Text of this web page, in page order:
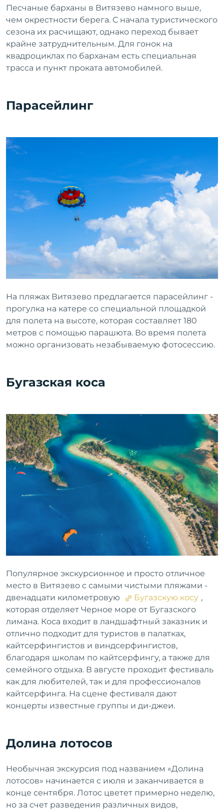
Песчаные барханы в Витязево намного выше,
чем окрестности берега. С начала туристического
сезона их расчищают, однако переход бывает
крайне затруднительным. Для гонок на
квадроциклах по барханам есть специальная
трасса и пункт проката автомобилей.
Парасейлинг
На пляжах Витязево предлагается парасейлинг -
прогулка на катере со специальной площадкой
для полета на высоте, которая составляет 180
метров с помощью парашюта. Во время полета
можно организовать незабываемую фотосессию.
Бугазская коса
Популярное экскурсионное и просто отличное
место в Витязево с самыми чистыми пляжами -
двенадцати километровую
Бугазскую косу ,
которая отделяет Черное море от Бугазского
лимана. Коса входит в ландшафтный заказник и
отлично подходит для туристов в палатках,
кайтсерфингистов и виндсерфингистов,
благодаря школам по кайтсерфингу, а также для
семейного отдыха. В августе проходит фестиваль
как для любителей, так и для профессионалов
кайтсерфинга. На сцене фестиваля дают
концерты известные группы и ди-джеи.
Долина лотосов
Необычная экскурсия под названием «Долина
лотосов» начинается с июля и заканчивается в
конце сентября. Лотос цветет примерно неделю,
но за счет разведения различных видов,